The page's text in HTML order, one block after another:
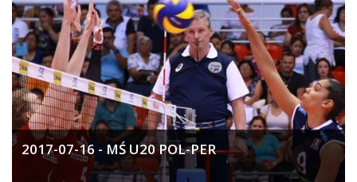
2017-07-16 - MŚ U20 POL-PER